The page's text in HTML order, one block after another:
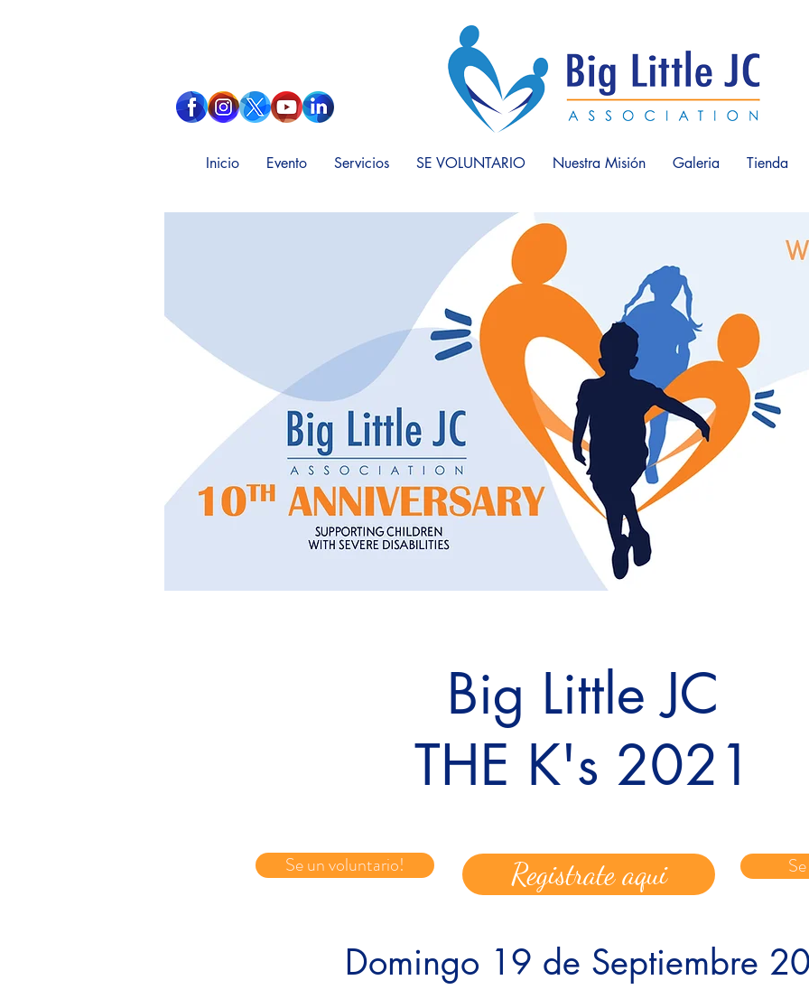
Inicio Evento Servicios SE VOLUNTARIO Nuestra Misión Galeria Tienda
Big Little JC
THE K's 2021
Se un voluntario! Registrate aqui
Domingo 19 de Septiembre